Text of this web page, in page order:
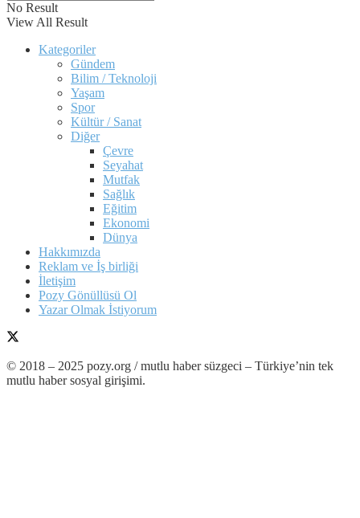
No Result
View All Result
Kategoriler
Gündem
Bilim / Teknoloji
Yaşam
Spor
Kültür / Sanat
Diğer
Çevre
Seyahat
Mutfak
Sağlık
Eğitim
Ekonomi
Dünya
Hakkımızda
Reklam ve İş birliği
İletişim
Pozy Gönüllüsü Ol
Yazar Olmak İstiyorum
© 2018 – 2025 pozy.org / mutlu haber süzgeci – Türkiye’nin tek
mutlu haber sosyal girişimi.